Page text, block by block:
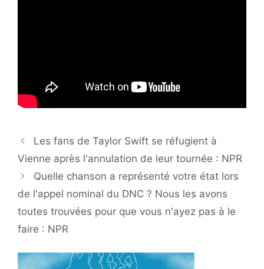
Les fans de Taylor Swift se réfugient à
Vienne après l'annulation de leur tournée : NPR
Quelle chanson a représenté votre état lors
de l'appel nominal du DNC ? Nous les avons
toutes trouvées pour que vous n'ayez pas à le
faire : NPR